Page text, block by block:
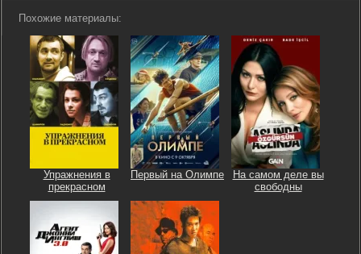
Похожие материалы:
Упражнения в
прекрасном
Первый на Олимпе
На самом деле вы
свободны